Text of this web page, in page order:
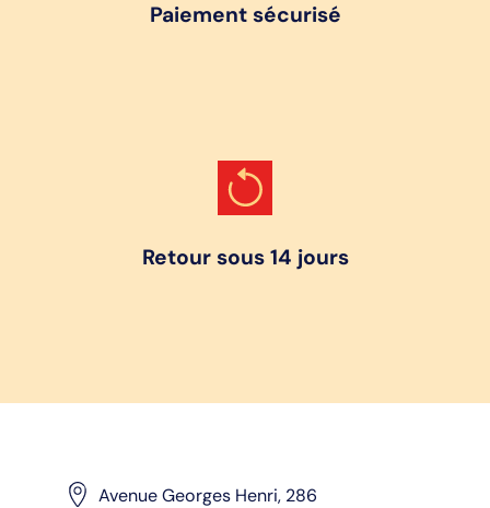
Paiement sécurisé
Retour sous 14 jours
Avenue Georges Henri, 286